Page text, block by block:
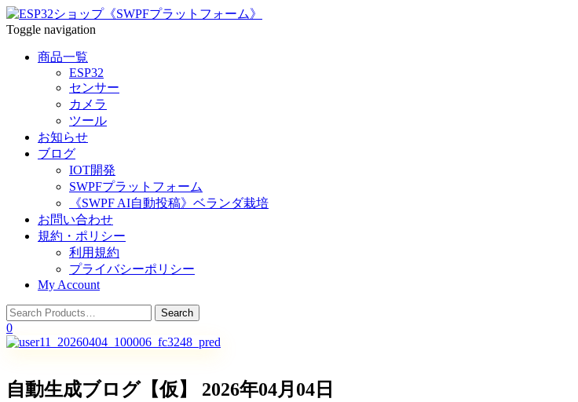
Toggle navigation
商品一覧
ESP32
センサー
カメラ
ツール
お知らせ
ブログ
IOT開発
SWPFプラットフォーム
《SWPF AI自動投稿》ベランダ栽培
お問い合わせ
規約・ポリシー
利用規約
プライバシーポリシー
My Account
0
自動生成ブログ【仮】 2026年04月04日